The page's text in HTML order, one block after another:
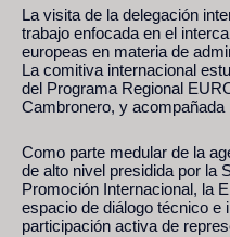
La visita de la delegación
trabajo enfocada en el
europeas en materia de
La comitiva internacional
del Programa Regional
Cambronero, y
Como parte medular de la
de alto nivel presidida por la
Promoción Internacional, la
espacio de diálogo técnico e
participación activa de